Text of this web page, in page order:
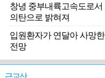
창녕 중부내륙고속도로
의탄으로 밝혀져
입원환자가 연달아 사망
전망